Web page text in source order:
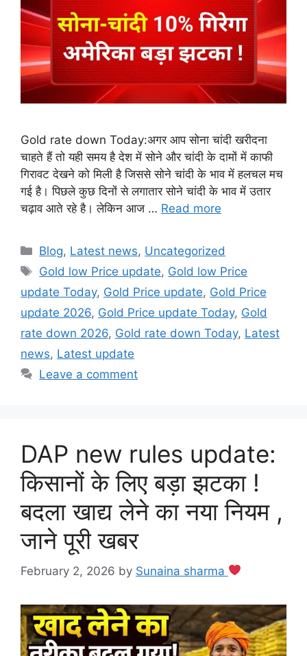
Gold rate down Today:अगर आप सोना चांदी खरीदना
चाहते हैं तो यही समय है देश में सोने और चांदी के दामों में काफी
गिरावट देखने को मिली है जिससे सोने चांदी के भाव में हलचल मच
गई है। पिछले कुछ दिनों से लगातार सोने चांदी के भाव में उतार
चढ़ाव आते रहे है। लेकिन आज … Read more
Categories
Blog, Latest news, Uncategorized
Tags
Gold low Price update, Gold low Price
update Today, Gold Price update, Gold Price
update 2026, Gold Price update Today, Gold
rate down 2026, Gold rate down Today, Latest
news, Latest update
Leave a comment
DAP new rules update:
किसानों के लिए बड़ा झटका !
बदला खाद्य लेने का नया नियम ,
जाने पूरी खबर
February 2, 2026 by Sunaina sharma